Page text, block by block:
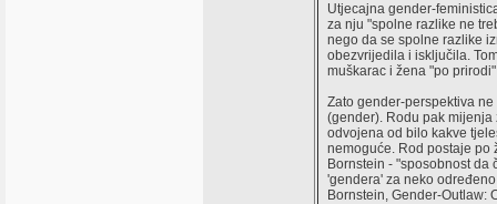
Utjecajna gender-
za nju "spolne razlike ne
nego da se spolne razlike
obezvrijedila i isključila.
muškarac i žena "po
Zato gender-perspektiva
(gender). Rodu pak
odvojena od bilo kakve
nemoguće. Rod postaje po
Bornstein - "sposobnost
'gendera' za neko
Bornstein, Gender-Outlaw: